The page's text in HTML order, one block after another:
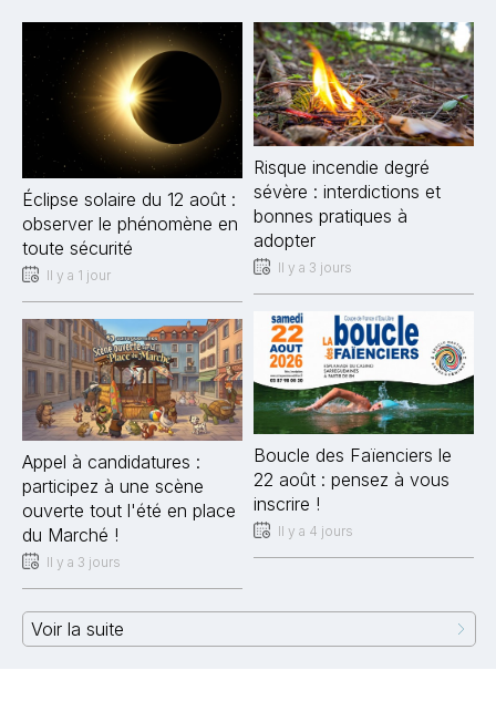
Éclipse solaire du 12 août :
observer le phénomène en
toute sécurité
Il y a 1 jour
Appel à candidatures :
participez à une scène
ouverte tout l'été en place
du Marché !
Il y a 3 jours
Risque incendie degré
sévère : interdictions et
bonnes pratiques à
adopter
Il y a 3 jours
Boucle des Faïenciers le
22 août : pensez à vous
inscrire !
Il y a 4 jours
Voir la suite